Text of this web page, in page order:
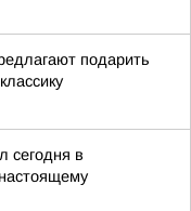
подарить
сегодня в